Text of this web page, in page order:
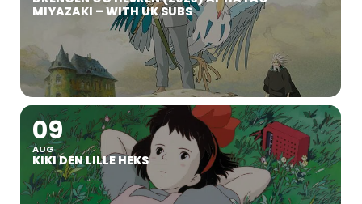
MIYAZAKI – WITH UK SUBS
09
AUG
KIKI DEN LILLE HEKS